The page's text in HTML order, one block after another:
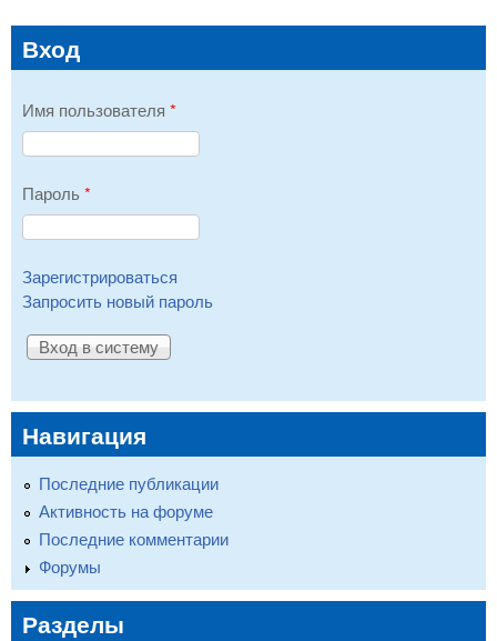
Вход
Имя пользователя *
Пароль *
Зарегистрироваться
Запросить новый пароль
Навигация
Последние публикации
Активность на форуме
Последние комментарии
Форумы
Разделы